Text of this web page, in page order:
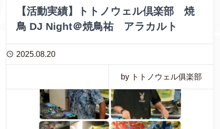
【活動実績】トトノウェル倶楽部 焼
鳥 DJ Night＠焼鳥祐 アラカルト
2025.08.20
by トトノウェル俱楽部